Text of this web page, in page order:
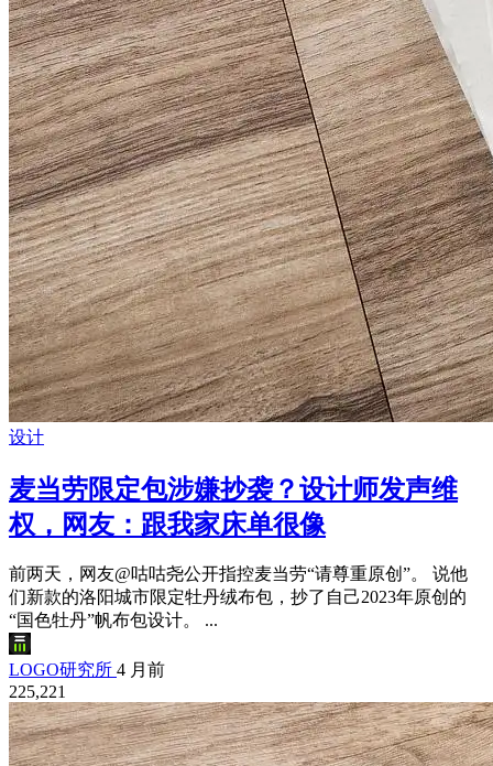
设计
麦当劳限定包涉嫌抄袭？设计师发声维
权，网友：跟我家床单很像
前两天，网友@咕咕尧公开指控麦当劳“请尊重原创”。 说他
们新款的洛阳城市限定牡丹绒布包，抄了自己2023年原创的
“国色牡丹”帆布包设计。 ...
LOGO研究所 4 月前
225,221